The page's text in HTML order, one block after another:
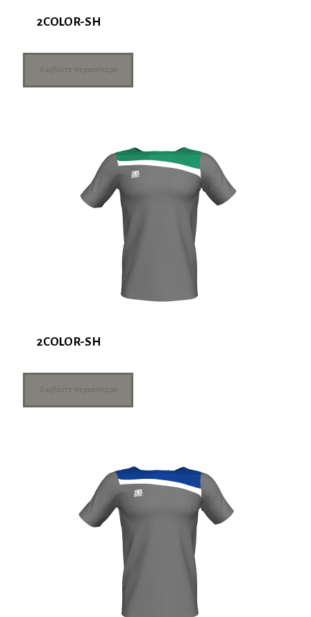
2COLOR-SH
Διαβάστε περισσότερα
2COLOR-SH
Διαβάστε περισσότερα